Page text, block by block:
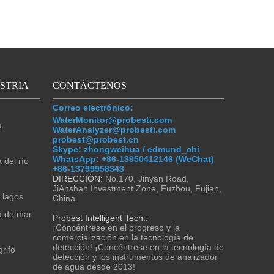
del río
lagos
de mar
CONTÁCTENOS
Correo electrónico:
WaterMonitor@probesti.com
WaterAnalyzer@probesti.com
probest@probest.cn
Skype: zhongweihua / edmund_chi
WhatsApp: +86-13950412146 (WeChat)
+86-13799958343
DIRECCIÓN: No.170, Jinyan Road,
JiAnshan Investment Zone, Fuzhou, Fujian,
China
Probest Intelligent Tech.:
¡Concéntrese en el progreso y la
comercialización en la tecnología de
detección! ¡Concéntrese en la tecnología de
detección y los instrumentos de analizador
de agua desde 2013!